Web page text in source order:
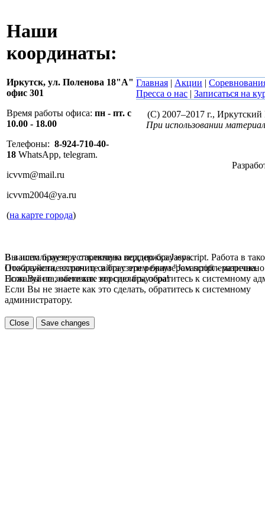
Наши
координаты:
Иркутск, ул. Поленова 18"А"
офис 301
Время работы офиса: пн - пт. с
10.00 - 18.00
Телефоны: 8-924-710-40-
18 WhatsApp, telegram.
icvvm@mail.ru
icvvm2004@ya.ru
(на карте города)
Главная | Акции |
Пресса о нас | Записаться на
(C) 2007–2017 г.,
При использовании
В вашем браузере отключена поддержка Jasvscript. Работа в
Пожалуйста, включите в браузере режим "Javascript -
Если Вы не знаете как это сделать, обратитесь к системному
Вы используете устаревшую версию браузера.
Отображение страниц сайта с этим браузером проблематична.
Пожалуйста, обновите версию браузера!
Если Вы не знаете как это сделать, обратитесь к системному
администратору.
Close Save changes